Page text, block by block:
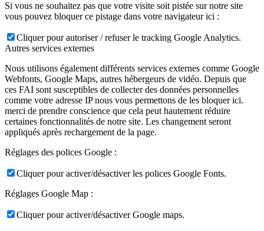
Si vous ne souhaitez pas que votre visite soit pistée sur notre site
vous pouvez bloquer ce pistage dans votre navigateur ici :
Cliquer pour autoriser / refuser le tracking Google Analytics.
Autres services externes
Nous utilisons également différents services externes comme Google
Webfonts, Google Maps, autres hébergeurs de vidéo. Depuis que
ces FAI sont susceptibles de collecter des données personnelles
comme votre adresse IP nous vous permettons de les bloquer ici.
merci de prendre conscience que cela peut hautement réduire
certaines fonctionnalités de notre site. Les changement seront
appliqués après rechargement de la page.
Réglages des polices Google :
Cliquer pour activer/désactiver les polices Google Fonts.
Réglages Google Map :
Cliquer pour activer/désactiver Google maps.